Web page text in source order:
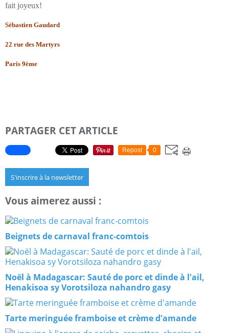
fait joyeux!
Sébastien Gaudard
22 rue des Martyrs
Paris 9ème
PARTAGER CET ARTICLE
Repost 0
S'inscrire à la newsletter
Vous aimerez aussi :
Beignets de carnaval franc-comtois
Noël à Madagascar: Sauté de porc et dinde à l'ail,
Henakisoa sy Vorotsiloza nahandro gasy
Tarte meringuée framboise et crème d'amande